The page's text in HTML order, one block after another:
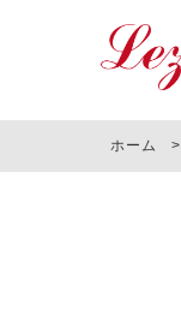
ホーム >